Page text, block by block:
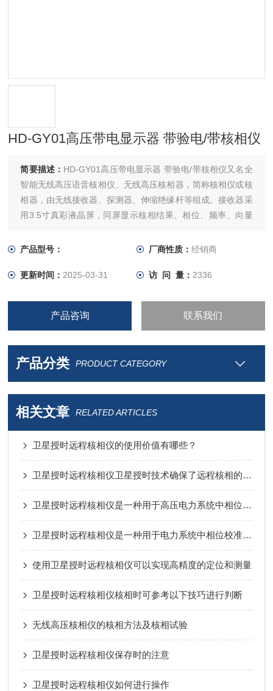
HD-GY01高压带电显示器 带验电/带核相仪
简要描述： HD-GY01高压带电显示器 带验电/带核相仪又名全
智能无线高压语音核相仪、无线高压核相器，简称核相仪或核
相器，由无线接收器、探测器、伸缩绝缘杆等组成。接收器采
用3.5寸真彩液晶屏，同屏显示核相结果、相位、频率、向量
示，清晰直观。
产品型号： 厂商性质： 经销商
更新时间： 2025-03-31 访 问 量： 2336
产品咨询 联系我们
产品分类 PRODUCT CATEGORY
相关文章 RELATED ARTICLES
卫星授时远程核相仪的使用价值有哪些？
卫星授时远程核相仪卫星授时技术确保了远程核相的准确性和可靠性
卫星授时远程核相仪是一种用于高压电力系统中相位测量的先进设备
卫星授时远程核相仪是一种用于电力系统中相位校准和核准的高科技设备
使用卫星授时远程核相仪可以实现高精度的定位和测量
卫星授时远程核相仪核相时可参考以下技巧进行判断
无线高压核相仪的核相方法及核相试验
卫星授时远程核相仪保存时的注意
卫星授时远程核相仪如何进行操作